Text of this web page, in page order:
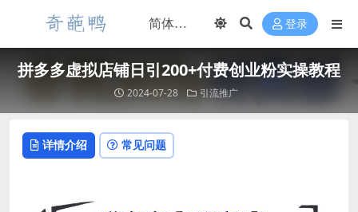
登录
拼多多虚拟店铺日引200+付费创业粉实操教程
2024-07-28 引流推广
详情介绍 常见问题